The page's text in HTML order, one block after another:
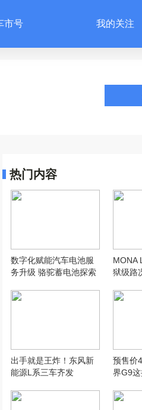
市号 我的关注
热门内容
数字化赋能汽车电池服
务升级 骆驼蓄电池探索
MONA
狱级路
驾
出手就是王炸！东风新
能源L系三车齐发
预售价
界G9这